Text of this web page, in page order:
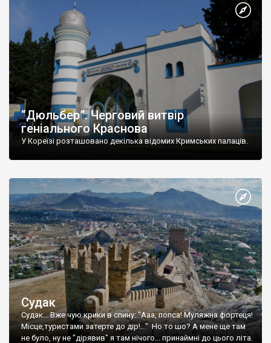
“Дюльбер”. Черговий витвір
геніального Краснова
У Кореїзі розташовано декілька відомих Кримських палаців.
Судак
Судак... Вже чую крики в спину: "Ааа, попса! Муляжна фортеця!
Місце,туристами затерте до дір!..." Но то шо? А мене ще там
не було, ну не "дірявив" я там нічого... принаймні до цього літа.